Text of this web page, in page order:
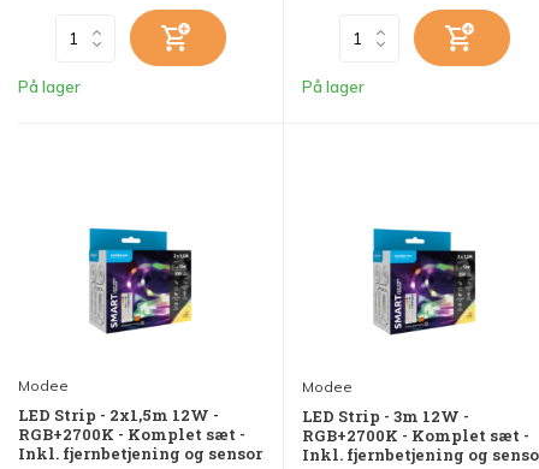
På lager På lager
Modee
LED Strip - 2x1,5m 12W -
RGB+2700K - Komplet sæt -
Inkl. fjernbetjening og sensor
Modee
LED Strip - 3m 12W -
RGB+2700K - Komplet sæt -
Inkl. fjernbetjening og